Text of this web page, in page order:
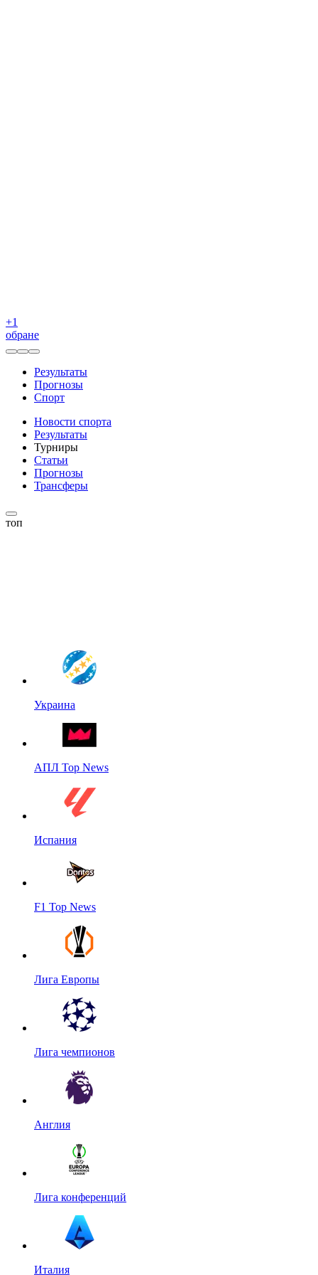
+1
обране
Результаты
Прогнозы
Спорт
Новости спорта
Результаты
Турниры
Статьи
Прогнозы
Трансферы
топ
Украина
АПЛ Top News
Испания
F1 Top News
Лига Европы
Лига чемпионов
Англия
Лига конференций
Италия